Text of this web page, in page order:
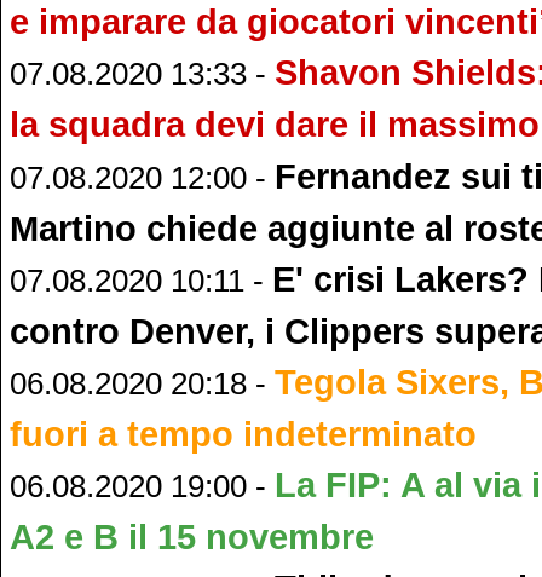
e imparare da giocatori
07.08.2020 13:33 - Shavon
la squadra devi dare il
07.08.2020 12:00 - Fernandez sui
Martino chiede aggiunte al
07.08.2020 10:11 - E' crisi
contro Denver, i Clippers
06.08.2020 20:18 - Tegola Sixers,
fuori a tempo indeterminato
06.08.2020 19:00 - La FIP: A al via
A2 e B il 15 novembre